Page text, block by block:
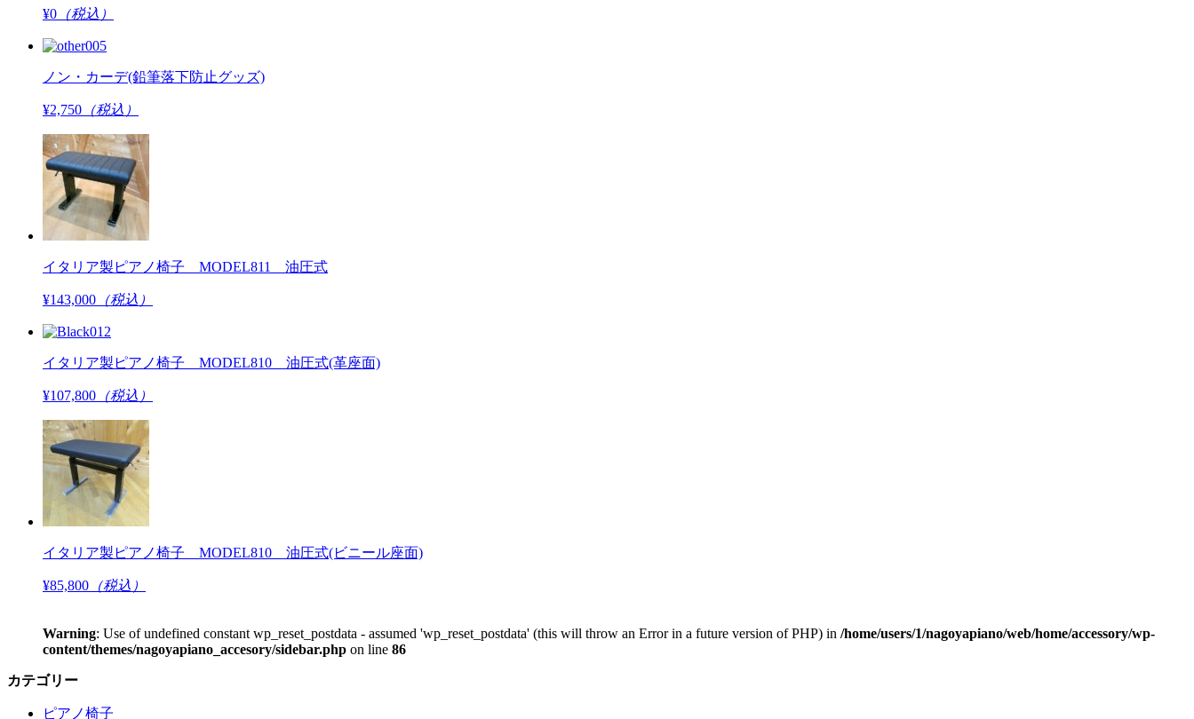
¥0 （税込）
ノン・カーデ(鉛筆落下防止グッズ)
¥2,750 （税込）
イタリア製ピアノ椅子 MODEL811 油圧式
¥143,000 （税込）
イタリア製ピアノ椅子 MODEL810 油圧式(革座面)
¥107,800 （税込）
イタリア製ピアノ椅子 MODEL810 油圧式(ビニール座面)
¥85,800 （税込）
Warning: Use of undefined constant wp_reset_postdata - assumed 'wp_reset_postdata' (this will throw an Error in a future version of PHP) in /home/users/1/nagoyapiano/web/home/accessory/wp-
content/themes/nagoyapiano_accesory/sidebar.php on line 86
カテゴリー
ピアノ椅子